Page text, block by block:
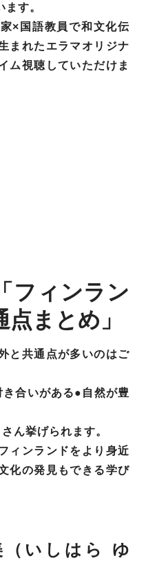
す。
×国語教員で和文化伝
まれたエラマオリジナ
ム視聴していただけま
フィンラン
点まとめ」
と共通点が多いのはご
合いがある●自然が豊
ん挙げられます。
ィンランドをより身近
化の発見もできる学び
（いしはら ゆ